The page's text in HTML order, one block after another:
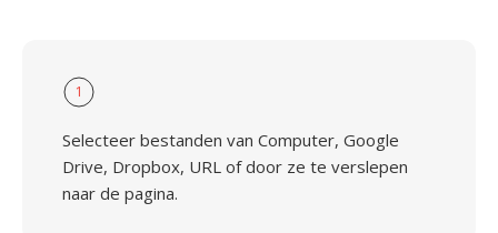
1
Selecteer bestanden van Computer, Google
Drive, Dropbox, URL of door ze te verslepen
naar de pagina.